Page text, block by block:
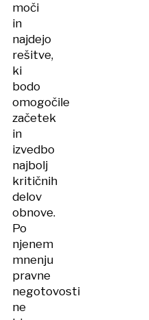
moči
in
najdejo
rešitve,
ki
bodo
omogočile
začetek
in
izvedbo
najbolj
kritičnih
delov
obnove.
Po
njenem
mnenju
pravne
negotovosti
ne